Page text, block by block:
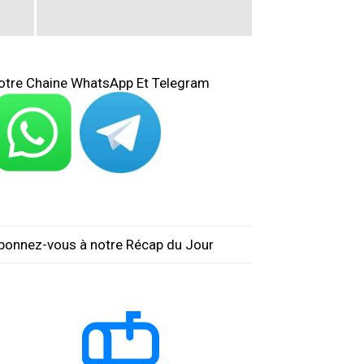
Chaine WhatsApp Et Telegram
vous à notre Récap du Jour